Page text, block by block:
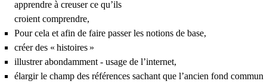
apprendre à creuser ce qu’ils
croient comprendre,
Pour cela et afin de faire passer les notions de base,
créer des « histoires »
illustrer abondamment - usage de l’internet,
élargir le champ des références sachant que l’ancien fond commun